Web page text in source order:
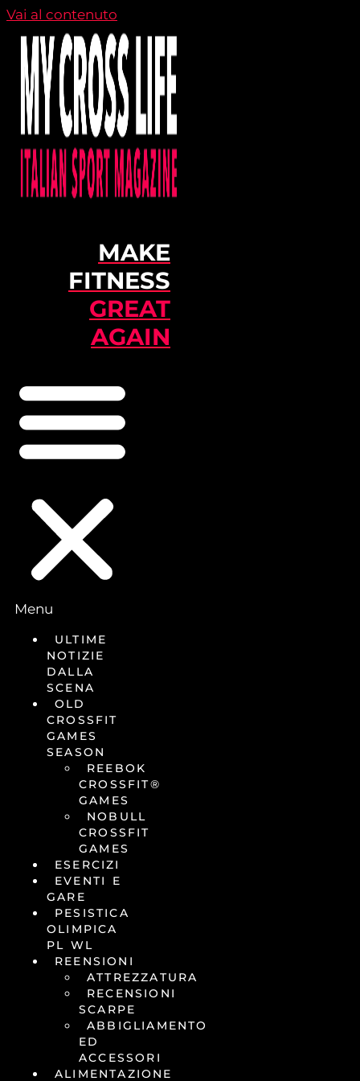
Vai al contenuto
MAKE
FITNESS
GREAT
AGAIN
Menu
ULTIME
NOTIZIE
DALLA
SCENA
OLD
CROSSFIT
GAMES
SEASON
REEBOK
CROSSFIT®
GAMES
NOBULL
CROSSFIT
GAMES
ESERCIZI
EVENTI E
GARE
PESISTICA
OLIMPICA
PL WL
REENSIONI
ATTREZZATURA
RECENSIONI
SCARPE
ABBIGLIAMENTO
ED
ACCESSORI
ALIMENTAZIONE